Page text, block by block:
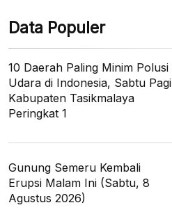
Data Populer
10 Daerah Paling Minim Polusi
Udara di Indonesia, Sabtu Pagi
Kabupaten Tasikmalaya
Peringkat 1
Gunung Semeru Kembali
Erupsi Malam Ini (Sabtu, 8
Agustus 2026)